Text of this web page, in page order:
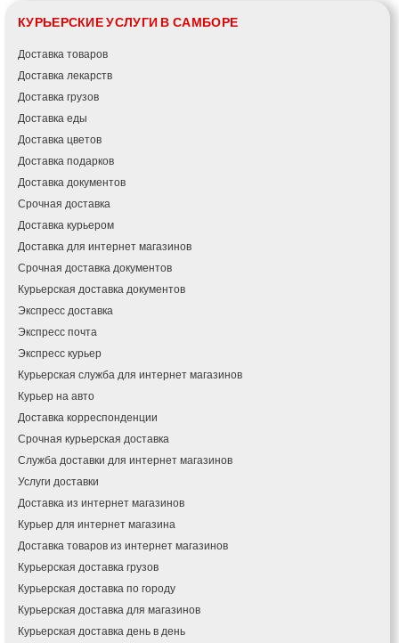
КУРЬЕРСКИЕ УСЛУГИ В САМБОРЕ
Доставка товаров
Доставка лекарств
Доставка грузов
Доставка еды
Доставка цветов
Доставка подарков
Доставка документов
Срочная доставка
Доставка курьером
Доставка для интернет магазинов
Срочная доставка документов
Курьерская доставка документов
Экспресс доставка
Экспресс почта
Экспресс курьер
Курьерская служба для интернет магазинов
Курьер на авто
Доставка корреспонденции
Срочная курьерская доставка
Служба доставки для интернет магазинов
Услуги доставки
Доставка из интернет магазинов
Курьер для интернет магазина
Доставка товаров из интернет магазинов
Курьерская доставка грузов
Курьерская доставка по городу
Курьерская доставка для магазинов
Курьерская доставка день в день
Фонтанка
Гадяч
Гатное
Глеваха
Горишние Плавни
Гостомель
Харьков
Херсон
Хмельницкий
Хмельник
Ирпень
Ивано-Франковск
Измаил
Кагарлык
Калуш
Каменец-Подольский
Каменка
Каменское
Канев
Казатин
Киев
Кобеляки
Коцюбинское
Конотоп
Коростень
Корсунь-Шевченковский
Костополь
Ковель
Козин
Красноград
Кременчуг